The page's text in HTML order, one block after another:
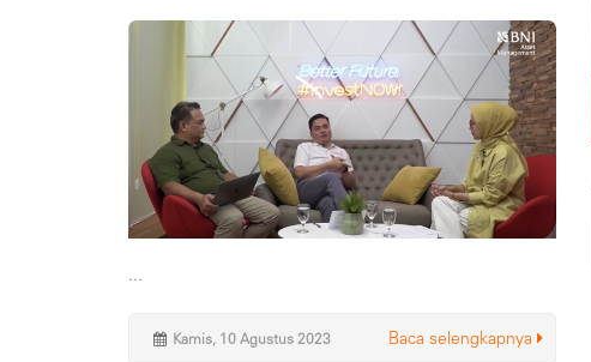
...
Kamis, 10 Agustus 2023 Baca selengkapnya